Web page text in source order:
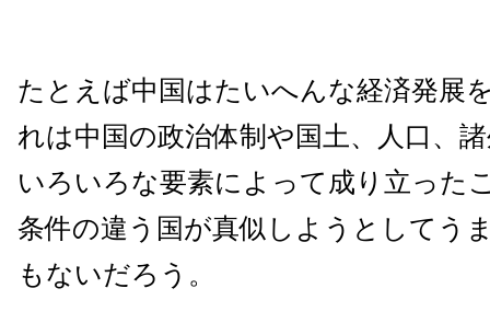
たとえば中国はたいへんな経済発展
れは中国の政治体制や国土、人口、
いろいろな要素によって成り立った
条件の違う国が真似しようとしてう
もないだろう。